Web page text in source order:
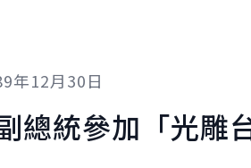
年12月30日
總統參加「光雕